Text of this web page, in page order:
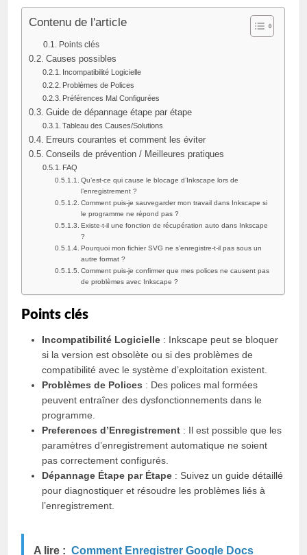
Contenu de l'article
Points clés
Causes possibles
Incompatibilité Logicielle
Problèmes de Polices
Préférences Mal Configurées
Guide de dépannage étape par étape
Tableau des Causes/Solutions
Erreurs courantes et comment les éviter
Conseils de prévention / Meilleures pratiques
FAQ
Qu’est-ce qui cause le blocage d’Inkscape lors de
l’enregistrement ?
Comment puis-je sauvegarder mon travail dans Inkscape si
le programme ne répond pas ?
Existe-t-il une fonction de récupération auto dans Inkscape
?
Pourquoi mon fichier SVG ne s’enregistre-t-il pas sous un
autre format ?
Comment puis-je confirmer que mes polices ne causent pas
de problèmes avec Inkscape ?
Points clés
Incompatibilité Logicielle : Inkscape peut se bloquer
si la version est obsolète ou si des problèmes de
compatibilité avec le système d’exploitation existent.
Problèmes de Polices : Des polices mal formées
peuvent entraîner des dysfonctionnements dans le
programme.
Preferences d’Enregistrement : Il est possible que les
paramètres d’enregistrement automatique ne soient
pas correctement configurés.
Dépannage Étape par Étape : Suivez un guide détaillé
pour diagnostiquer et résoudre les problèmes liés à
l’enregistrement.
A lire : Comment Enregistrer Google Docs